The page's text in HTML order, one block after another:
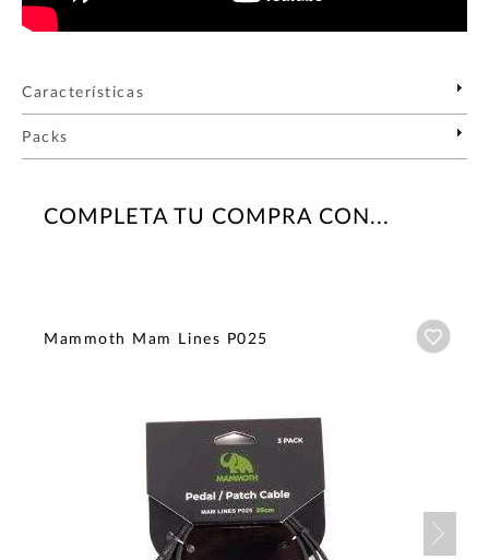
Características
Packs
COMPLETA TU COMPRA CON...
Mammoth Mam Lines P025